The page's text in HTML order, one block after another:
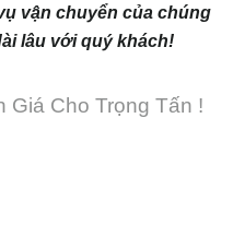
vận chuyển của chúng
lâu với quý khách!
Giá Cho Trọng Tấn !